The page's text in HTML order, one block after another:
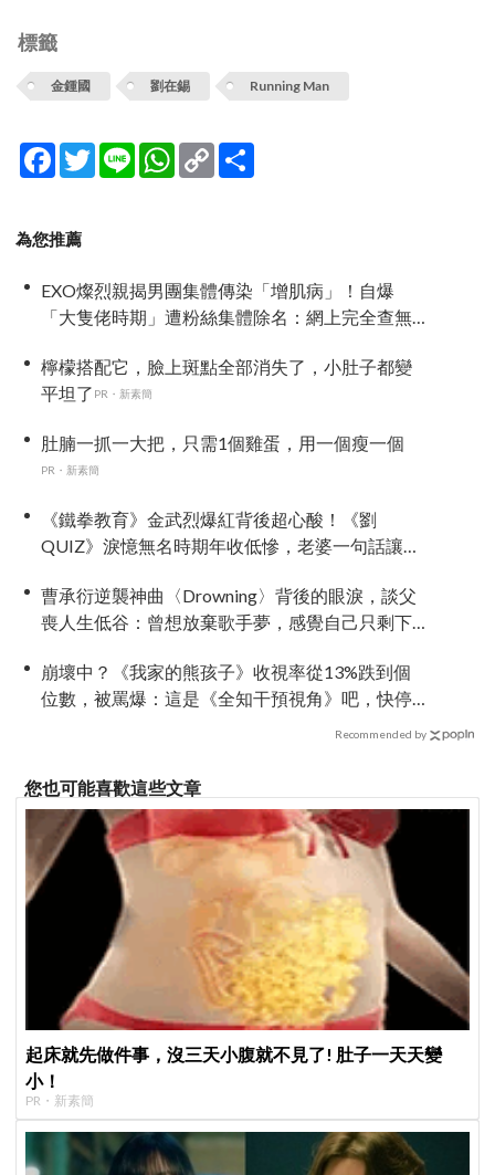
標籤
金鍾國 劉在錫 Running Man
Facebook
TwitterLine WhatsApp
Copy
Link
為您推薦
EXO燦烈親揭男團集體傳染「增肌病」！自爆
「大隻佬時期」遭粉絲集體除名：網上完全查無
檸檬搭配它，臉上斑點全部消失了，小肚子都變
平坦了 PR・新素簡
肚腩一抓一大把，只需1個雞蛋，用一個瘦一個
PR・新素簡
《鐵拳教育》金武烈爆紅背後超心酸！《劉
QUIZ》淚憶無名時期年收低慘，老婆一句話讓全
曹承衍逆襲神曲〈Drowning〉背後的眼淚，談父
喪人生低谷：曾想放棄歌手夢，感覺自己只剩下
崩壞中？《我家的熊孩子》收視率從13%跌到個
位數，被罵爆：這是《全知干預視角》吧，快停
Recommended by
您也可能喜歡這些文章
起床就先做件事，沒三天小腹就不見了! 肚子一天天變
小！
PR・新素簡